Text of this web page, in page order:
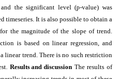
the significant level (p-value) was
timeseries. It is also possible to obtain a
the magnitude of the slope of trend.
is based on linear regression, and
linear trend. There is no such restriction
Results and discussion The results of